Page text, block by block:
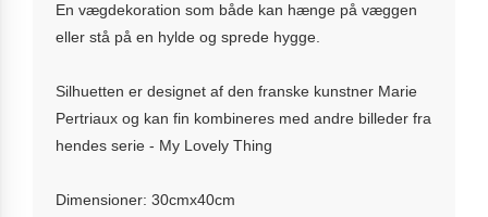
En vægdekoration som både kan hænge på væggen
eller stå på en hylde og sprede hygge.
Silhuetten er designet af den franske kunstner Marie
Pertriaux og kan fin kombineres med andre billeder fra
hendes serie - My Lovely Thing
Dimensioner: 30cmx40cm